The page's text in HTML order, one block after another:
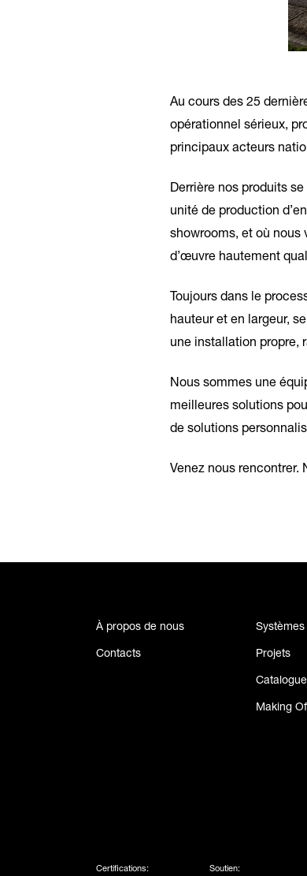
Au cours des 25
opérationnel sérieux,
principaux acteurs
Derrière nos produits
unité de production
showrooms, et où nous
d’œuvre hautement
Toujours dans le
hauteur et en largeur,
une installation propre,
Nous sommes une
meilleures solutions
de solutions
Venez nous rencontrer.
À propos de nous
Contacts
Systèmes
Projets
Making Of
Certifications: Soutien: